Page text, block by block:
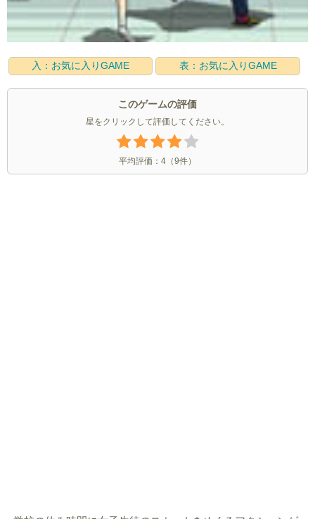
入：お気に入りGAME 表：お気に入りGAME
このゲームの評価
星をクリックして評価してください。
平均評価： 4 （9件）